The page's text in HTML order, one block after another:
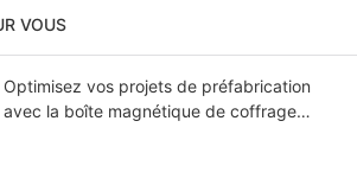
VOUS
Optimisez vos projets de préfabrication
avec la boîte magnétique de coffrage